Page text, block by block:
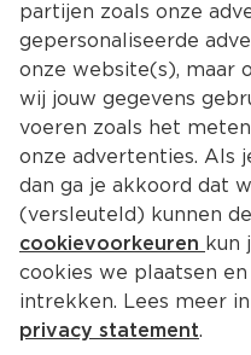
partijen zoals onze
gepersonaliseerde
onze website(s), maar
wij jouw gegevens
voeren zoals het
onze advertenties. Als
dan ga je akkoord dat
(versleuteld) kunnen
cookievoorkeuren kun
cookies we plaatsen
intrekken. Lees meer
privacy statement.